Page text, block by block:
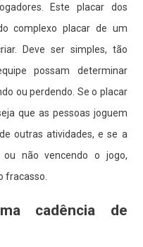
Este placar dos
complexo placar de um
Deve ser simples, tão
possam determinar
ou perdendo. Se o placar
que as pessoas joguem
outras atividades, e se a
não vencendo o jogo,
fracasso.
cadência de